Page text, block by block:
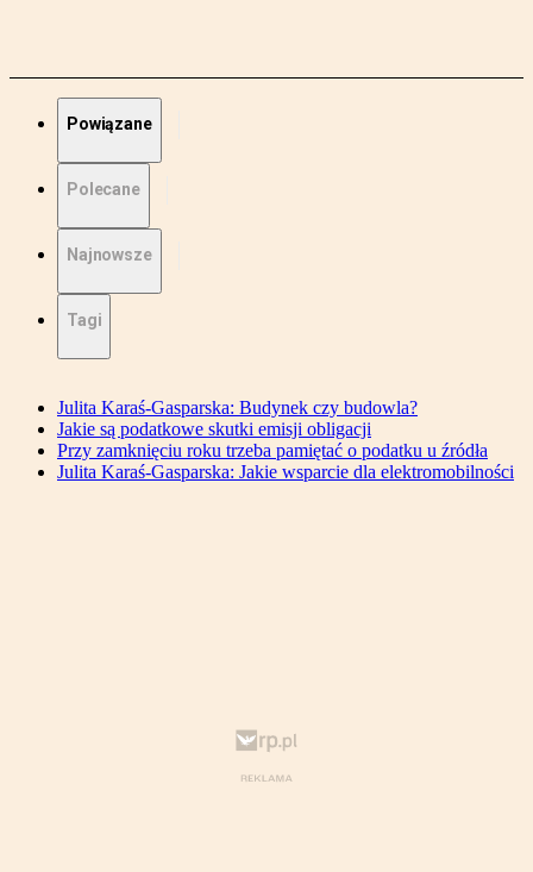
Powiązane
Polecane
Najnowsze
Tagi
Julita Karaś-Gasparska: Budynek czy budowla?
Jakie są podatkowe skutki emisji obligacji
Przy zamknięciu roku trzeba pamiętać o podatku u źródła
Julita Karaś-Gasparska: Jakie wsparcie dla elektromobilności